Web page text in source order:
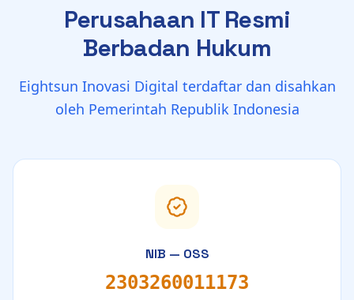
Perusahaan IT Resmi
Berbadan Hukum
Eightsun Inovasi Digital terdaftar dan disahkan
oleh Pemerintah Republik Indonesia
NIB — OSS
2303260011173